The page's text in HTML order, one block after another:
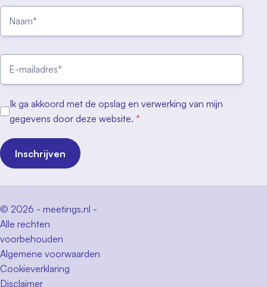
Ik ga akkoord met de opslag en verwerking van mijn
gegevens door deze website. *
Inschrijven
© 2026 - meetings.nl -
Alle rechten
voorbehouden
Algemene voorwaarden
Cookieverklaring
Disclaimer